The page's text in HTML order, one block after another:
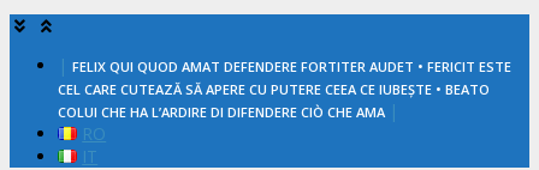
| FELIX QUI QUOD AMAT DEFENDERE FORTITER AUDET • FERICIT ESTE
CEL CARE CUTEAZĂ SĂ APERE CU PUTERE CEEA CE IUBEȘTE • BEATO
COLUI CHE HA L’ARDIRE DI DIFENDERE CIÒ CHE AMA |
RO
IT